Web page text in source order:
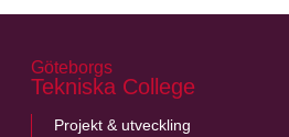
Footer
Göteborgs
Tekniska College
Projekt & utveckling